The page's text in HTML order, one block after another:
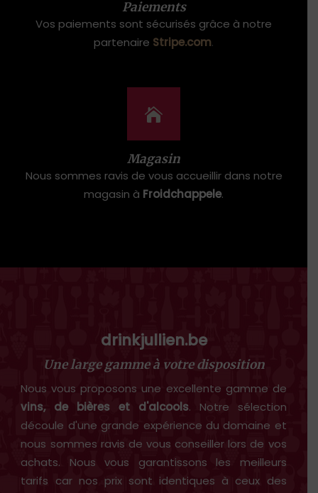
Paiements
Vos paiements sont sécurisés grâce à notre
partenaire Stripe.com.
Magasin
Nous sommes ravis de vous accueillir dans notre
magasin à Froidchappele.
drinkjullien.be
Une large gamme à votre disposition
Nous vous proposons une excellente gamme de
vins, de bières et d'alcools. Notre sélection
découle d'une grande expérience du domaine et
nous sommes ravis de vous conseiller lors de vos
achats. Nous vous garantissons les meilleurs
tarifs car nos prix sont identiques à ceux des